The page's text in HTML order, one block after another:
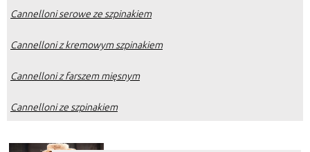
Cannelloni serowe ze szpinakiem
Cannelloni z kremowym szpinakiem
Cannelloni z farszem mięsnym
Cannelloni ze szpinakiem